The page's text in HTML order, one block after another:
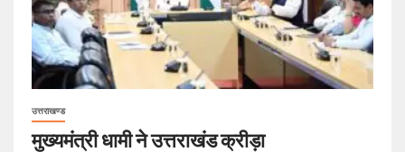
उत्तराखण्ड
मुख्यमंत्री धामी ने उत्तराखंड क्रीड़ा